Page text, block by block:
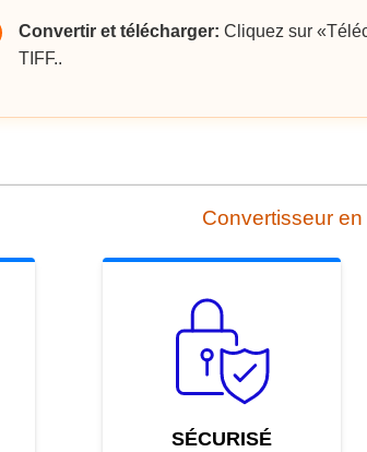
Convertir et télécharger: Cliquez sur
TIFF..
Convertisseur
SÉCURISÉ